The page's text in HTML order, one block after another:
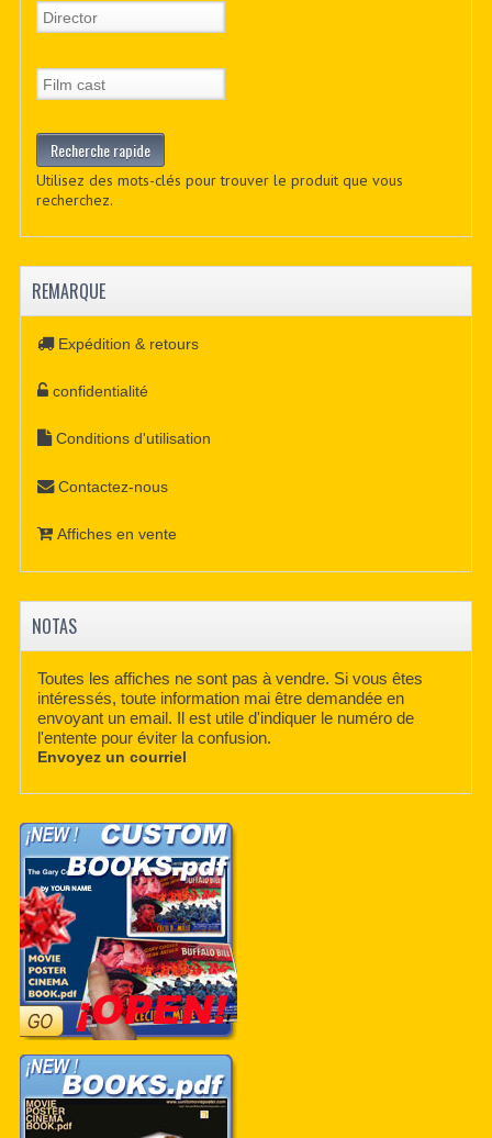
Utilisez des mots-clés pour trouver le produit que vous
recherchez.
REMARQUE
Expédition & retours
confidentialité
Conditions d'utilisation
Contactez-nous
Affiches en vente
NOTAS
Toutes les affiches ne sont pas à vendre. Si vous êtes
intéressés, toute information mai être demandée en
envoyant un email. Il est utile d'indiquer le numéro de
l'entente pour éviter la confusion.
Envoyez un courriel